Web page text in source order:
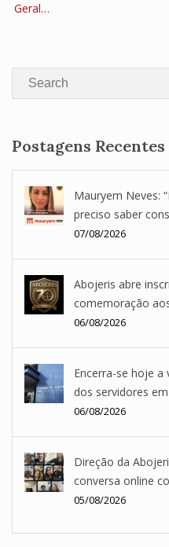
Geral…
Search
Postagens Recentes
Mauryem Neves:
preciso saber
07/08/2026
Abojeris abre
comemoração
06/08/2026
Encerra-se hoje
dos servidores
06/08/2026
Direção da
conversa online
05/08/2026